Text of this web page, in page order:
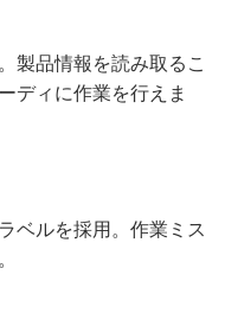
製品情報を読み取るこ
ディに作業を行えま
ベルを採用。作業ミス